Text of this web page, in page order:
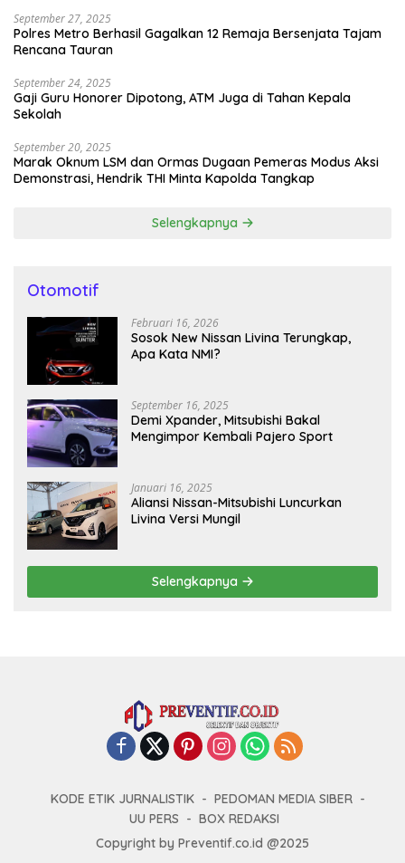
September 27, 2025
Polres Metro Berhasil Gagalkan 12 Remaja Bersenjata Tajam
Rencana Tauran
September 24, 2025
Gaji Guru Honorer Dipotong, ATM Juga di Tahan Kepala
Sekolah
September 20, 2025
Marak Oknum LSM dan Ormas Dugaan Pemeras Modus Aksi
Demonstrasi, Hendrik THI Minta Kapolda Tangkap
Selengkapnya
Otomotif
Februari 16, 2026
Sosok New Nissan Livina Terungkap,
Apa Kata NMI?
September 16, 2025
Demi Xpander, Mitsubishi Bakal
Mengimpor Kembali Pajero Sport
Januari 16, 2025
Aliansi Nissan-Mitsubishi Luncurkan
Livina Versi Mungil
Selengkapnya
KODE ETIK JURNALISTIK
PEDOMAN MEDIA SIBER
UU PERS
BOX REDAKSI
Copyright by Preventif.co.id @2025